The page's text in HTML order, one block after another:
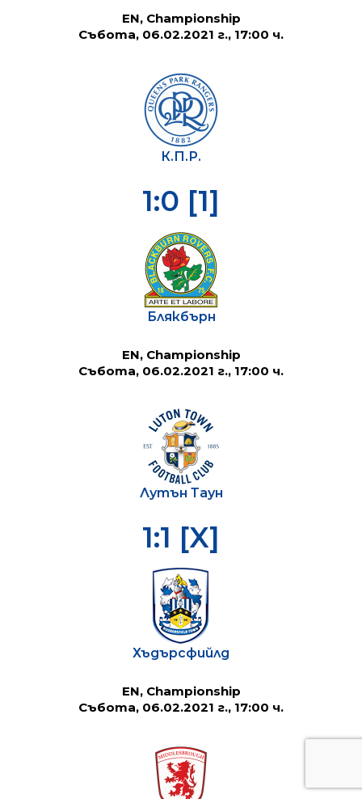
EN, Championship
Събота, 06.02.2021 г., 17:00 ч.
К.П.Р.
1:0 [1]
Блякбърн
EN, Championship
Събота, 06.02.2021 г., 17:00 ч.
Лутън Таун
1:1 [X]
Хъдърсфийлд
EN, Championship
Събота, 06.02.2021 г., 17:00 ч.